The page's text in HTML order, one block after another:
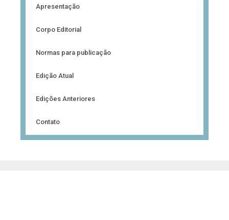
Apresentação
Corpo Editorial
Normas para publicação
Edição Atual
Edições Anteriores
Contato